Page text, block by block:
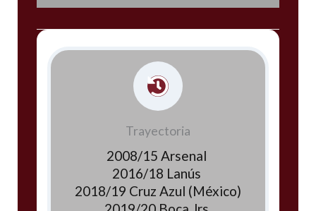
Trayectoria
2008/15 Arsenal
2016/18 Lanús
2018/19 Cruz Azul (México)